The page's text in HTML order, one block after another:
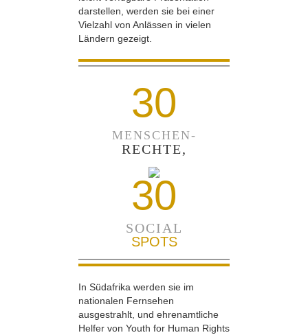
darstellen, werden sie bei einer
Vielzahl von Anlässen in vielen
Ländern gezeigt.
30
MENSCHEN-
RECHTE,
30
SOCIAL
SPOTS
In Südafrika werden sie im
nationalen Fernsehen
ausgestrahlt, und ehrenamtliche
Helfer von Youth for Human Rights